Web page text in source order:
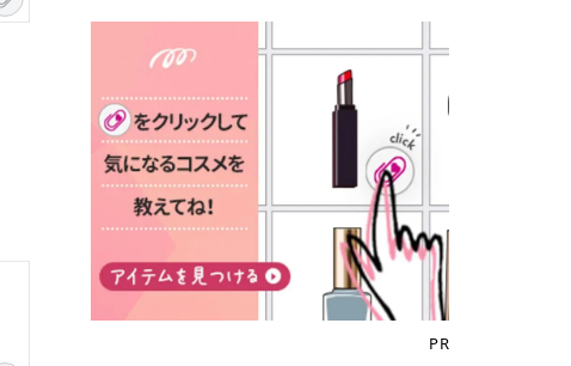
アとしても活用できます。 トナーパ
ッドの選び方 トナーパッドは、配合
成分やパッドの素材によって特徴が
異なります。 自分の肌悩みや理想の
仕上がりに合わせて選ぶことで、毎
日のスキンケアに取り入れやすくな
ります。 肌悩みに合わせて選ぶ パ
ッドの素材で選ぶ トナーパッドの使
い方 洗顔後すぐの清潔な肌に使用し
ます。 STEP1 エンボス面（凹凸
面）で顔全体をやさしく拭き取りま
す。 特に小鼻・あご・額など皮脂や
古い角質が気になる部分は丁寧にな
じませましょう。 STEP2 パッドを
裏返し、フラット面で顔全体をやさ
しく押さえながら化粧水をなじませ
するまでの期間や必要な施術回数が
大きな違いとして挙げられます！ 医
療脱毛は、医療機関（クリニックや
皮膚科など）だけで扱える高出力の
レーザーを使って、発毛組織にアプ
ローチする施術といわれています。
そのため、少ない回数で永久脱毛
（※）を目指すことができます。
（※永久脱毛とは一生毛が1本も生
えてこないという意味ではなく、ア
メリカの基準に基づき「長期間にわ
たって毛量が明らかに減少している
状態が維持されること」を指しま
のがメリットですが、毛根を破壊す
すい ラシャ メディオスターNeXT P
RO ジェントルYAGプロ 公式サイト
> ※医療脱毛は自由診療です。治療
には赤み、痒み、火傷、毛嚢炎、一
時的な硬毛化などのリスクが伴いま
す。 目次▼ 1. エミナルクリニック
の魅力とは？選ばれる3つの特徴 ・
最短6か月からの脱毛プランが選べ
る！ ・全国60院以上＆21時まで営
業！ ・痛みに配慮した医療脱毛器の
導入と肌トラブル対応 2. エミナル
クリニックの口コミ・評判 3. エミ
ナルクリニックの全身脱毛料金プラ
・追加費用がかからないシステム ・
ような血色感を演出するヌーディー
ピンク。 黄みと青みのバランスが良
く、自然になじむコーラル系カラー
です。 自然な血色感をプラスしてく
れるので、ナチュラルメイクとの相
性抜群。 可愛らしく、多幸感のある
印象に仕上がります。 ワインベリー
｜気品をまとうローズレッド 深みの
ある青みレッド。 大人っぽく華やか
な印象を与えるベリーカラーです。
ひと塗りで顔全体が華やかになり、
リップを主役にしたメイクが完成。
クールで上品な雰囲気を演出できま
ーグロスが広がり、ふっくらボリュ
フティングしたような、新しいリッ
プティンググロス💄 実際に使用した
方のクチコミ > 5 > プルプル > 唇に
塗るPDRNグロス > > AMUSE ジェ
ルフィットグロス > > ぷっくりツヤ
ツヤだけどベタっとした感じはなく
て使いやすいですね。プランピング
効果で少しスーッとします。ここは
好き嫌いがあるかもしれませんが慣
チップは片面がツルツル、片面がモ
ケモケになってます。 > > 桜グロス
【日本限定色】：上品なピンクベー
も、＠cosmeも、いつものコスメ購
入を“ちょっとお得”に変えられるの
が、トラミーリワードです✨ 今回
は、トラミーリワードの特徴や活用
方法、美容好きさんにおすすめな理
由を詳しくご紹介します！ トラミー
リワードとは？ 「トラミーリワー
ド」は、東証グロース上場企業であ
る株式会社アイズが運営する、安
心・安全なポイントサイト機能で
す。 トラミーリワードは、トラミー
会員向けのポイントサービスです。
対象ショップやサービスを利用する
ことでポイントを獲得でき、貯まっ
たポイントはAmazonギフト券やド
ットマネーなどに交換できます。 普
PR